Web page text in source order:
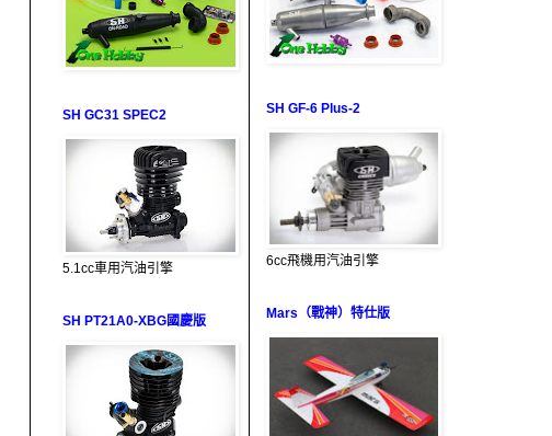
SH GC31 SPEC2
5.1cc車用汽油引擎
SH PT21A0-XBG國慶版
SH GF-6 Plus-2
6cc飛機用汽油引擎
Mars（戰神）特仕版